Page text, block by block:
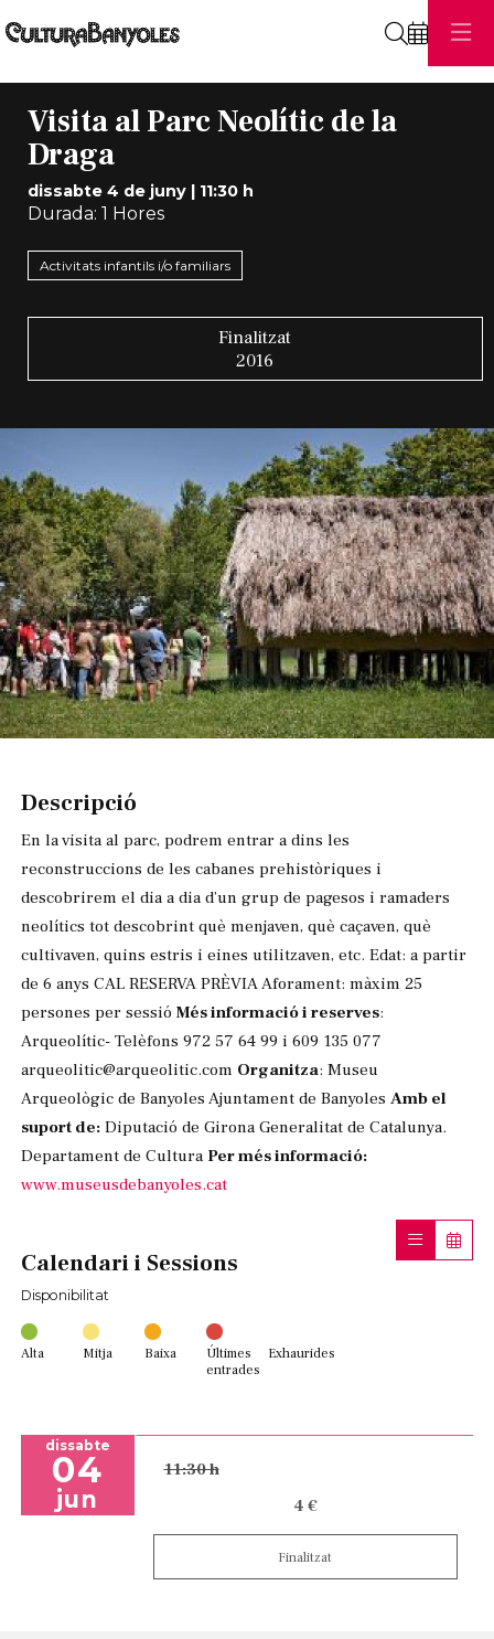
Visita al Parc Neolític de la
Draga
dissabte 4 de juny| 11:30 h
Durada: 1 Hores
Activitats infantils i/o familiars
Finalitzat
2016
Descripció
En la visita al parc, podrem entrar a dins les
reconstruccions de les cabanes prehistòriques i
descobrirem el dia a dia d’un grup de pagesos i ramaders
neolítics tot descobrint què menjaven, què caçaven, què
cultivaven, quins estris i eines utilitzaven, etc. Edat: a partir
de 6 anys CAL RESERVA PRÈVIA Aforament: màxim 25
persones per sessió Més informació i reserves:
Arqueolític- Telèfons 972 57 64 99 i 609 135 077
arqueolitic@arqueolitic.com Organitza: Museu
Arqueològic de Banyoles Ajuntament de Banyoles Amb el
suport de: Diputació de Girona Generalitat de Catalunya.
Departament de Cultura Per més informació:
www.museusdebanyoles.cat
Calendari i Sessions
Disponibilitat
Alta Mitja Baixa
Últimes
entrades
Exhaurides
dissabte
04
jun
11:30 h
4 €
Finalitzat